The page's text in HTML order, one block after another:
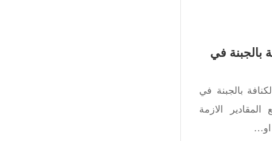
بالجبنة في
بالجبنة في
الازمة
او…